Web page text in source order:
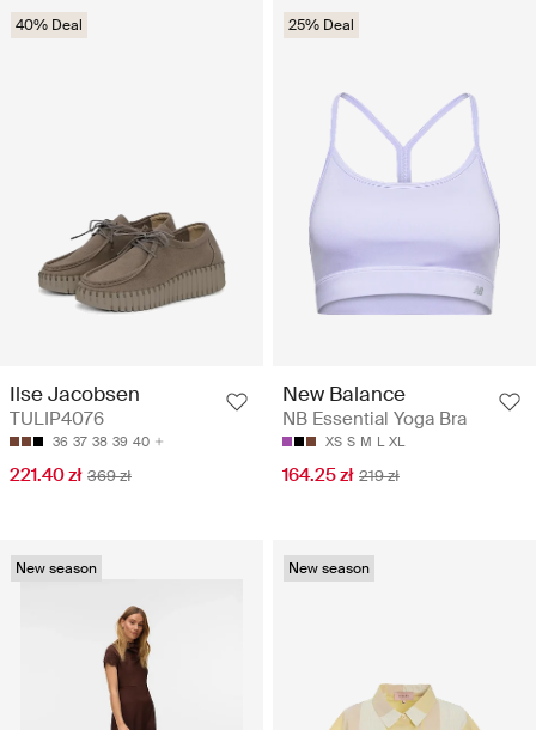
40% Deal
Ilse Jacobsen
TULIP4076
36 37 38 39 40
221.40 zł 369 zł
25% Deal
New Balance
NB Essential Yoga Bra
XS S M L XL
164.25 zł 219 zł
New season New season